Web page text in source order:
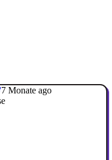
7 Monate ago